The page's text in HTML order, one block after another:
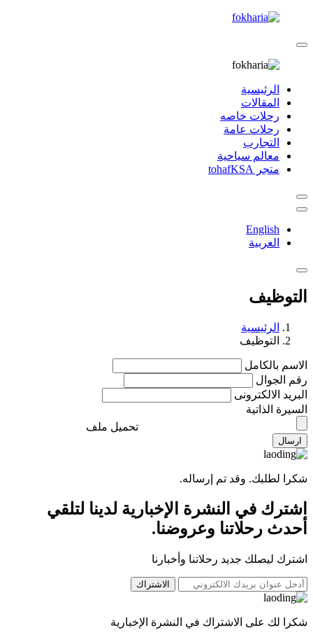
الرئيسية
المقالات
رحلات خاصه
رحلات عامة
التجارب
معالم سياحية
متجر tohafKSA
English
العربية
التوظيف
الرئيسية
التوظيف
الاسم بالكامل
رقم الجوال
البريد الالكترونى
السيرة الذاتية
تحميل ملف
ارسال
شكرا لطلبك. وقد تم إرساله.
اشترك في النشرة الإخبارية لدينا لتلقي
أحدث رحلاتنا وعروضنا.
اشترك ليصلك جديد رحلاتنا وأخبارنا
الاشتراك
شكرا لك على الاشتراك في النشرة الإخبارية